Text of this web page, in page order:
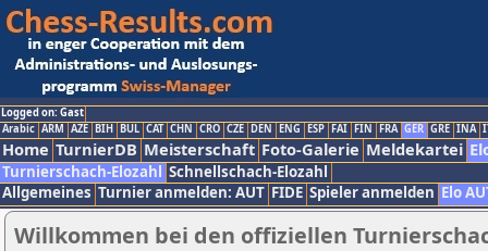
Logged on: Gast
Arabic ARM AZE BIH BUL CAT CHN CRO CZE DEN ENG ESP FAI FIN FRA GER GRE INA
Home TurnierDB Meisterschaft Foto-Galerie Meldekartei
Turnierschach-Elozahl Schnellschach-Elozahl
Allgemeines Turnier anmelden: AUT FIDE Spieler anmelden Elo
Willkommen bei den offiziellen